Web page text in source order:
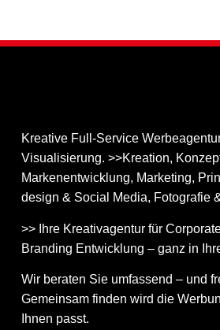
Kreative Full-Service
Visualisierung. >>Kreation,
Markenentwicklung, Marketing,
design & Social Media, Fotografie
>> Ihre Kreativagentur für
Branding Entwicklung – ganz in
Wir beraten Sie umfassend – und
Gemeinsam finden wird die
Ihnen passt.